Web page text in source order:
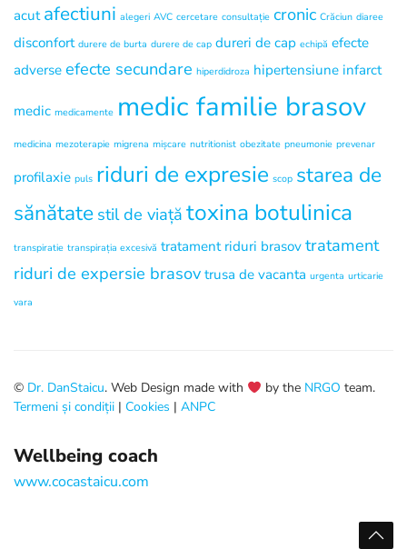
acut afectiuni alegeri AVC cercetare consultație cronic Crăciun diaree
disconfort durere de burta durere de cap dureri de cap echipă efecte
adverse efecte secundare hiperdidroza hipertensiune infarct
medic medicamente medic familie brasov
medicina mezoterapie migrena mișcare nutritionist obezitate pneumonie prevenar
profilaxie puls riduri de expresie scop starea de
sănătate stil de viață toxina botulinica
transpiratie transpirația excesivă tratament riduri brasov tratament
riduri de expersie brasov trusa de vacanta urgenta urticarie
vara
© Dr. DanStaicu. Web Design made with by the NRGO team.
Termeni și condiții | Cookies | ANPC
Wellbeing coach
www.cocastaicu.com